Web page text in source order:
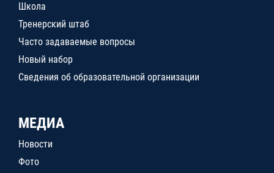
Школа
Тренерский штаб
Часто задаваемые вопросы
Новый набор
Сведения об образовательной организации
МЕДИА
Новости
Фото